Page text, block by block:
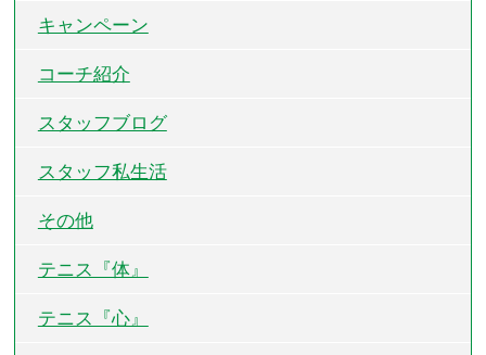
キャンペーン
コーチ紹介
スタッフブログ
スタッフ私生活
その他
テニス『体』
テニス『心』